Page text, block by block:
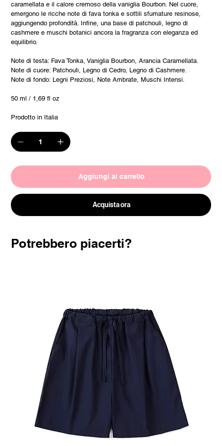
caramellata e il calore cremoso della vaniglia Bourbon. Nel cuore,
emergono le ricche note di fava tonka e sottili sfumature resinose,
aggiungendo profondità. Infine, una base di patchouli, legno di
cashmere e muschi botanici ancora la fragranza con eleganza ed
equilibrio.
Note di testa: Fava Tonka, Vaniglia Bourbon, Arancia Caramellata.
Note di cuore: Patchouli, Legno di Cedro, Legno di Cashmere.
Note di fondo: Legni Preziosi, Note Ambrate, Muschi Intensi.
50 ml / 1,69 fl oz
Prodotto in Italia
Aggiungi al carrello
Acquista ora
Potrebbero piacerti?